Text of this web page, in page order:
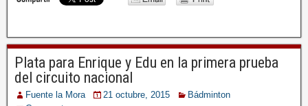
Plata para Enrique y Edu en la primera prueba
del circuito nacional
Fuente la Mora 21 octubre, 2015
Bádminton